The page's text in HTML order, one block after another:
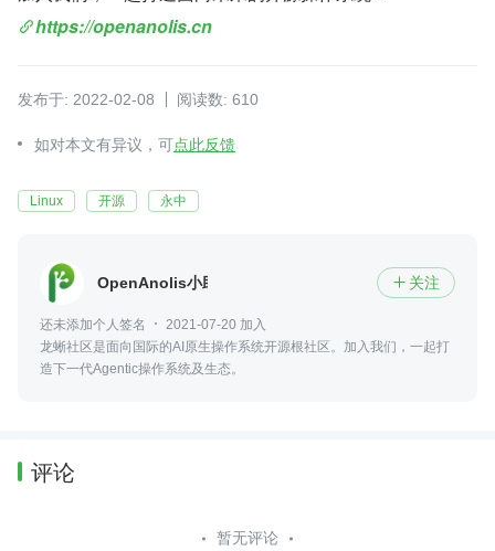
https://openanolis.cn
发布于: 2022-02-08 阅读数: 610
如对本文有异议，可点此反馈
Linux 开源 永中
OpenAnolis小助手  关注
还未添加个人签名
2021-07-20 加入
龙蜥社区是面向国际的AI原生操作系统开源根社区。加入我们，一起打
造下一代Agentic操作系统及生态。
评论
暂无评论